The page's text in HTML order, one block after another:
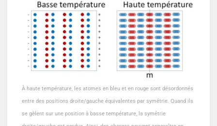
À haute température, les atomes en bleu et en rouge sont désordonnés
entre des positions droite/gauche équivalentes par symétrie. Quand ils
se gèlent sur une position à basse température, la symétrie